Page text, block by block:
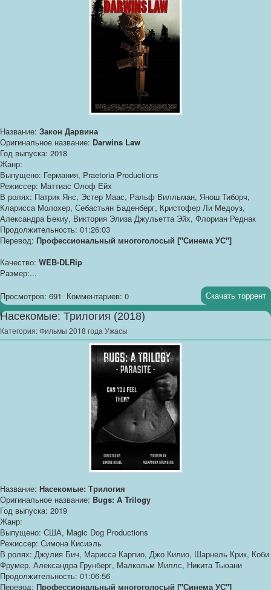
Название: Закон Дарвина
Оригинальное название: Darwins Law
Год выпуска: 2018
Жанр:
Выпущено: Германия, Praetoria Productions
Режиссер: Маттиас Олоф Ейх
В ролях: Патрик Янс, Эстер Маас, Ральф Вилльман, Янош Тиборч,
Кларисса Молохер, Себастьян Баденберг, Кристофер Ли Медоуз,
Александра Бекиу, Виктория Элиза Джульетта Эйх, Флориан Реднак
Продолжительность: 01:26:03
Перевод: Профессиональный многоголосый ["Синема УС"]
Качество: WEB-DLRip
Размер:...
Просмотров: 691 Комментариев: 0 Скачать торрент
Насекомые: Трилогия (2018)
Категория:Фильмы 2018 года Ужасы
Название: Насекомые: Трилогия
Оригинальное название: Bugs: A Trilogy
Год выпуска: 2019
Жанр:
Выпущено: США, Magic Dog Productions
Режиссер: Симона Кисиэль
В ролях: Джулия Бич, Марисса Карпио, Джо Килио, Шарнель Крик, Коби
Фрумер, Александра Грунберг, Малкольм Миллс, Никита Тьюани
Продолжительность: 01:06:56
Перевод: Профессиональный многоголосый ["Синема УС"]